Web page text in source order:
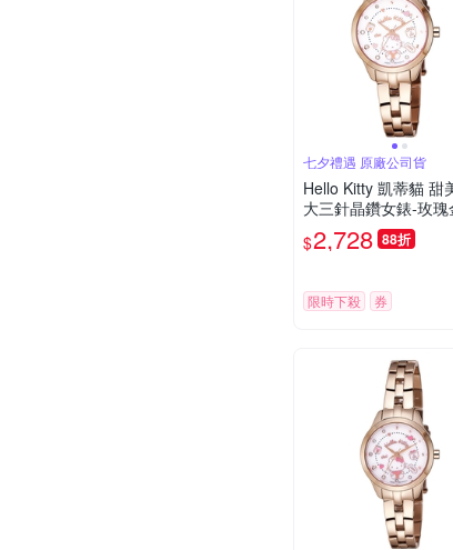
七夕禮遇 原廠公司貨
Hello Kitty 凱蒂貓 甜
大三針晶鑽女錶-玫瑰
28mm LK707LRWS-
寵愛季 送禮推薦
$2,728 88折
限時下殺 券